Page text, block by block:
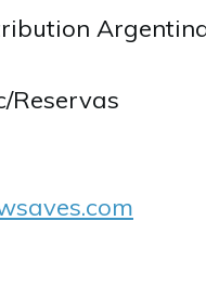
Reservas